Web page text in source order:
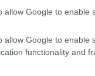
allow Google to enable
allow Google to enable
functionality and